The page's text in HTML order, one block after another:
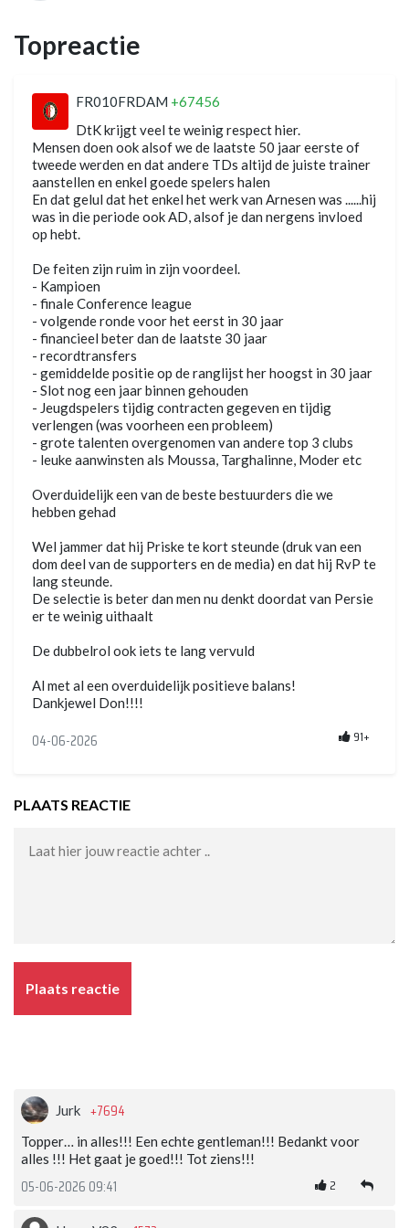
Topreactie
FR010FRDAM +67456
DtK krijgt veel te weinig respect hier.
Mensen doen ook alsof we de laatste 50 jaar eerste of
tweede werden en dat andere TDs altijd de juiste trainer
aanstellen en enkel goede spelers halen
En dat gelul dat het enkel het werk van Arnesen was ......hij
was in die periode ook AD, alsof je dan nergens invloed
op hebt.
De feiten zijn ruim in zijn voordeel.
- Kampioen
- finale Conference league
- volgende ronde voor het eerst in 30 jaar
- financieel beter dan de laatste 30 jaar
- recordtransfers
- gemiddelde positie op de ranglijst her hoogst in 30 jaar
- Slot nog een jaar binnen gehouden
- Jeugdspelers tijdig contracten gegeven en tijdig
verlengen (was voorheen een probleem)
- grote talenten overgenomen van andere top 3 clubs
- leuke aanwinsten als Moussa, Targhalinne, Moder etc
Overduidelijk een van de beste bestuurders die we
hebben gehad
Wel jammer dat hij Priske te kort steunde (druk van een
dom deel van de supporters en de media) en dat hij RvP te
lang steunde.
De selectie is beter dan men nu denkt doordat van Persie
er te weinig uithaalt
De dubbelrol ook iets te lang vervuld
Al met al een overduidelijk positieve balans!
Dankjewel Don!!!!
04-06-2026 91+
PLAATS REACTIE
Plaats reactie
Jurk +7694
Topper… in alles!!! Een echte gentleman!!! Bedankt voor
alles !!! Het gaat je goed!!! Tot ziens!!!
05-06-2026 09:41 2